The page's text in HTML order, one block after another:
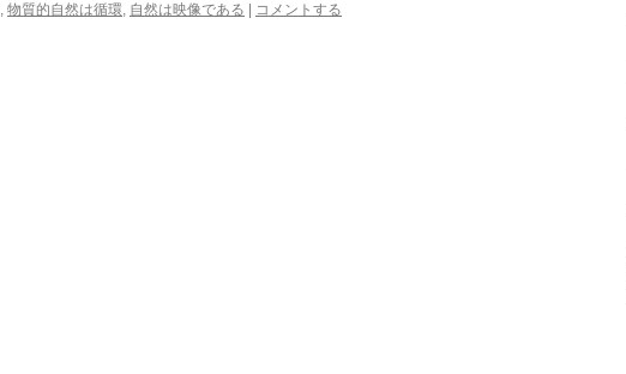
, 物質的自然は循環, 自然は映像である コメントする